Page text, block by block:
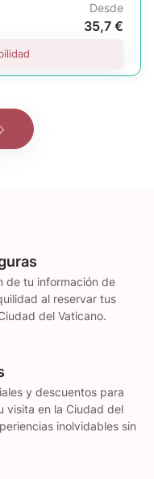
Desde
35,7 €
de tu información de
al reservar tus
del Vaticano.
y descuentos para
visita en la Ciudad del
inolvidables sin